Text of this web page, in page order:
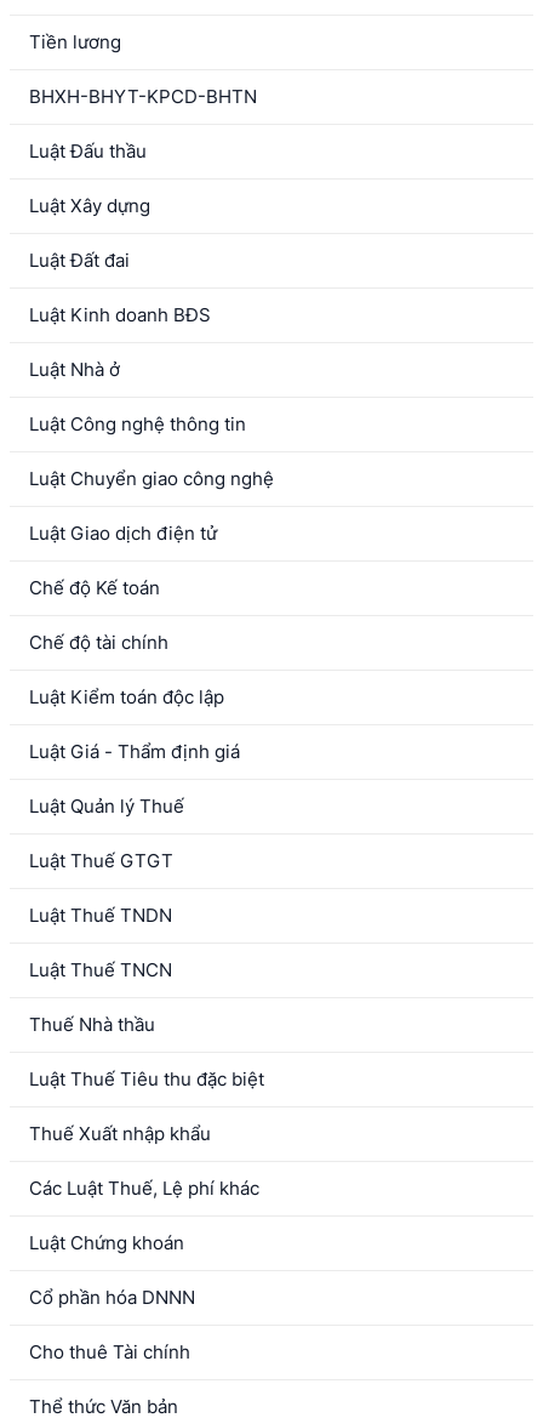
Tiền lương
BHXH-BHYT-KPCD-BHTN
Luật Đấu thầu
Luật Xây dựng
Luật Đất đai
Luật Kinh doanh BĐS
Luật Nhà ở
Luật Công nghệ thông tin
Luật Chuyển giao công nghệ
Luật Giao dịch điện tử
Chế độ Kế toán
Chế độ tài chính
Luật Kiểm toán độc lập
Luật Giá - Thẩm định giá
Luật Quản lý Thuế
Luật Thuế GTGT
Luật Thuế TNDN
Luật Thuế TNCN
Thuế Nhà thầu
Luật Thuế Tiêu thu đặc biệt
Thuế Xuất nhập khẩu
Các Luật Thuế, Lệ phí khác
Luật Chứng khoán
Cổ phần hóa DNNN
Cho thuê Tài chính
Thể thức Văn bản